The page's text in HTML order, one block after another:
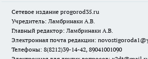
Сетевое издание progorod35.ru
Учредитель: Ламбринаки А.В.
Главный редактор: Ламбринаки А.В.
Электронная почта редакции:
Телефоны: 8(8212)39-14-42, 89041001090